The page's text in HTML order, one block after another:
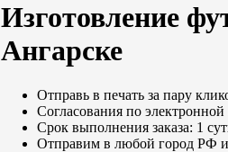
Изготовление
Ангарске
Отправь в печать за пару
Согласования по
Срок выполнения заказа: 1
Отправим в любой город РФ